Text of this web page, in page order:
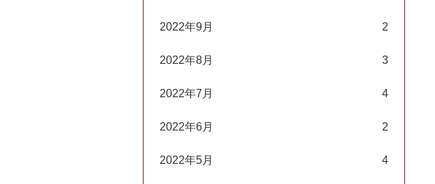
2022年9月 2
2022年8月 3
2022年7月 4
2022年6月 2
2022年5月 4